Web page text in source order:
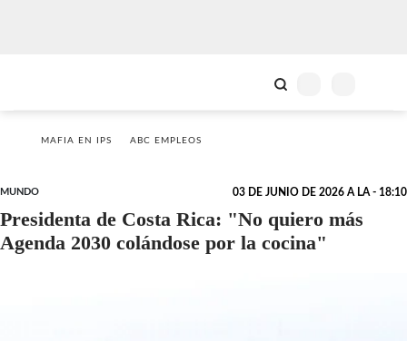
MAFIA EN IPS ABC EMPLEOS
MUNDO 03 DE JUNIO DE 2026 A LA - 18:10
Presidenta de Costa Rica: "No quiero más
Agenda 2030 colándose por la cocina"